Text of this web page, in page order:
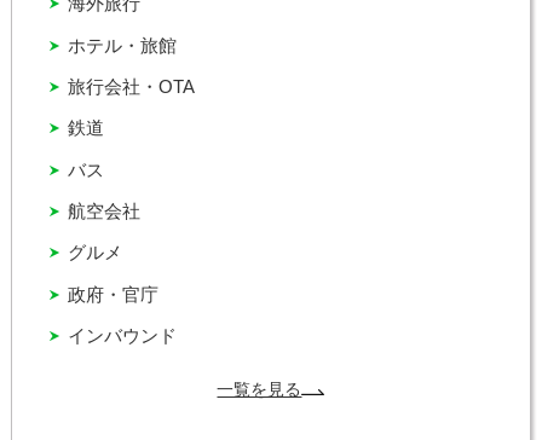
インバウンド
グルメ
バス
ホテル・旅館
政府・官庁
旅行会社・OTA
航空会社
鉄道
一覧を見る